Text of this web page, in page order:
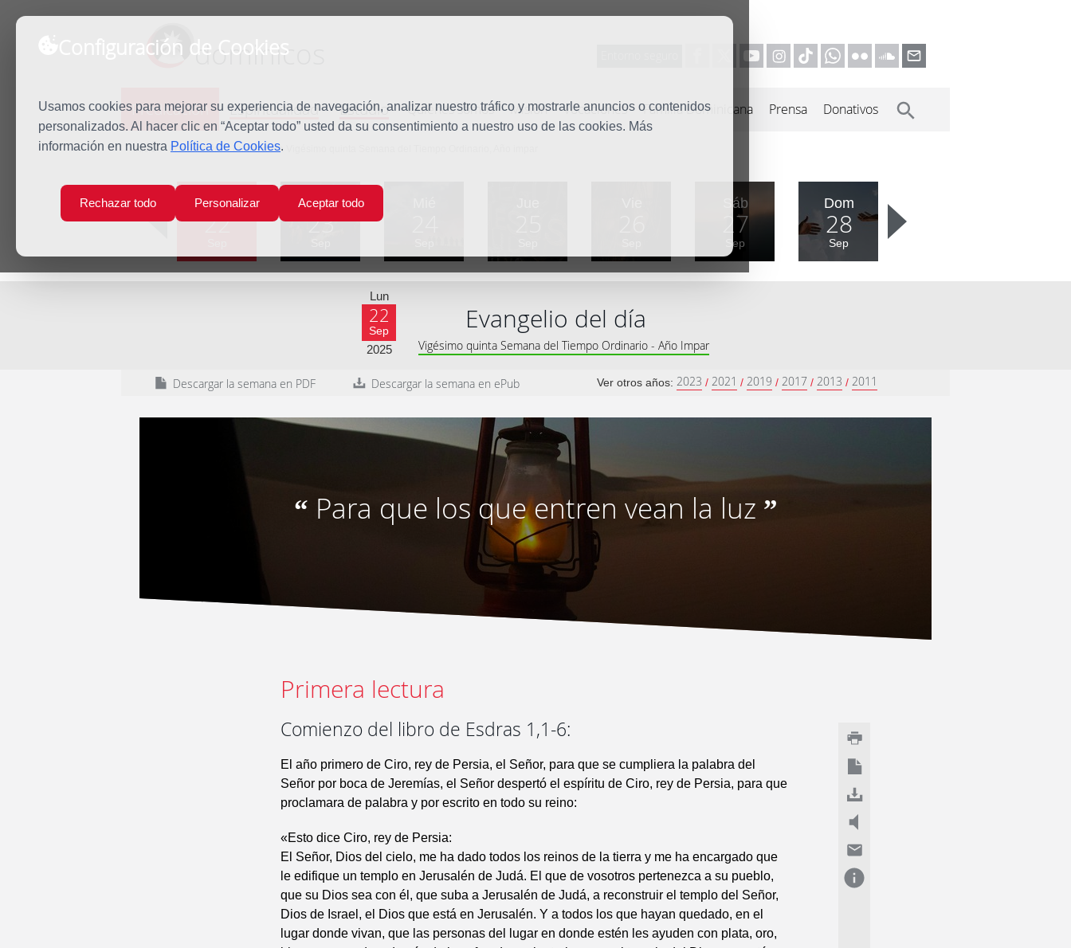
Configuración de Cookies
Usamos cookies para mejorar su experiencia de navegación, analizar nuestro tráfico y mostrarle anuncios o contenidos
personalizados. Al hacer clic en “Aceptar todo” usted da su consentimiento a nuestro uso de las cookies. Más
información en nuestra Política de Cookies.
Rechazar todo Personalizar Aceptar todo
dominicos
Predicación Espiritualidad Estudio Quiénes somos Misión Vocaciones Familia Dominicana Prensa Donativos
Inicio Predicación Lunes de la Vigésimo quinta Semana del Tiempo Ordinario, Año impar
Lun
22
Mar
23
Sáb
27
Sep
Dom
28
Sep
Lun
22
Sep
2025
Evangelio del día
Vigésimo quinta Semana del Tiempo Ordinario - Año Impar
Descargar la semana en PDF Descargar la semana en ePub Ver otros años: 2023 / 2021 / 2019 / 2017 / 2013 / 2011
“ Para que los que entren vean la luz ”
Primera lectura
Comienzo del libro de Esdras 1,1-6:
El año primero de Ciro, rey de Persia, el Señor, para que se cumpliera la palabra del
Señor por boca de Jeremías, el Señor despertó el espíritu de Ciro, rey de Persia, para que
proclamara de palabra y por escrito en todo su reino:
«Esto dice Ciro, rey de Persia:
El Señor, Dios del cielo, me ha dado todos los reinos de la tierra y me ha encargado que
le edifique un templo en Jerusalén de Judá. El que de vosotros pertenezca a su pueblo,
que su Dios sea con él, que suba a Jerusalén de Judá, a reconstruir el templo del Señor,
Dios de Israel, el Dios que está en Jerusalén. Y a todos los que hayan quedado, en el
lugar donde vivan, que las personas del lugar en donde estén les ayuden con plata, oro,